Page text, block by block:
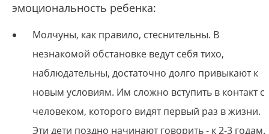
эмоциональность ребенка:
Молчуны, как правило, стеснительны. В
незнакомой обстановке ведут себя тихо,
наблюдательны, достаточно долго привыкают к
новым условиям. Им сложно вступить в контакт с
человеком, которого видят первый раз в жизни.
Эти дети поздно начинают говорить - к 2-3 годам.